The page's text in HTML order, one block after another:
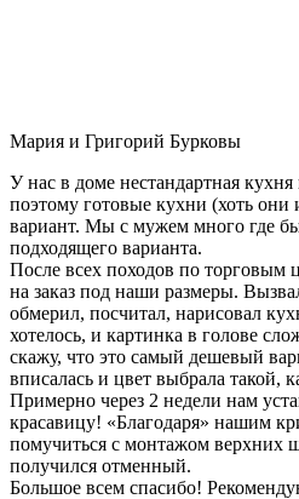
Мария и Григорий Бурковы
У нас в доме нестандартная
поэтому готовые кухни (хоть
вариант. Мы с мужем много где
подходящего варианта.
После всех походов по торговым
на заказ под наши размеры.
обмерил, посчитал, нарисовал
хотелось, и картинка в голове
скажу, что это самый дешевый
вписалась и цвет выбрала такой,
Примерно через 2 недели нам
красавицу! «Благодаря» нашим
помучиться с монтажом верхних
получился отменный.
Большое всем спасибо!